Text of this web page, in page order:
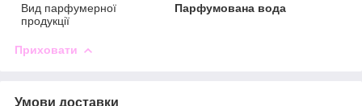
Вид парфумерної
продукції
Парфумована вода
Приховати
Умови доставки